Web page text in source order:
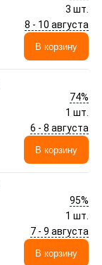
3 шт.
8 - 10 августа
В корзину
74%
1 шт.
6 - 8 августа
В корзину
95%
1 шт.
7 - 9 августа
В корзину